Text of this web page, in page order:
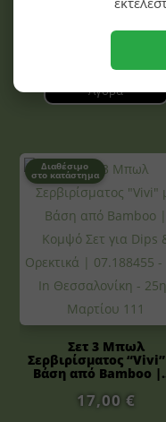
Αγορά
Διαθέσιμο
στο κατάστημα
Σετ 3 Μπωλ
Σερβιρίσματος
Βάση από Bamboo
17,00 €